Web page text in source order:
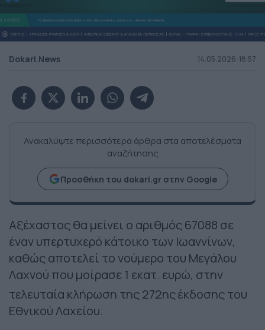
Dokari.News 14.05.2026-18:57
Ανακαλύψτε περισσότερα άρθρα στα αποτελέσματα
αναζήτησης
Προσθήκη του dokari.gr στην Google
Αξέχαστος θα μείνει ο αριθμός 67088 σε
έναν υπερτυχερό κάτοικο των Ιωαννίνων,
καθώς αποτελεί το νούμερο του Μεγάλου
Λαχνού που μοίρασε 1 εκατ. ευρώ, στην
τελευταία κλήρωση της 272ηςέκδοσης του
Εθνικού Λαχείου.